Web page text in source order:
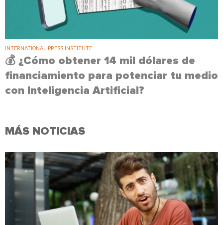
INTERNATIONAL PRESS INSTITUTE
💰 ¿Cómo obtener 14 mil dólares de
financiamiento para potenciar tu medio
con Inteligencia Artificial?
MÁS NOTICIAS